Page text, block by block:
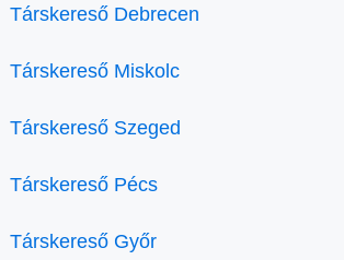
Társkereső Debrecen
Társkereső Miskolc
Társkereső Szeged
Társkereső Pécs
Társkereső Győr